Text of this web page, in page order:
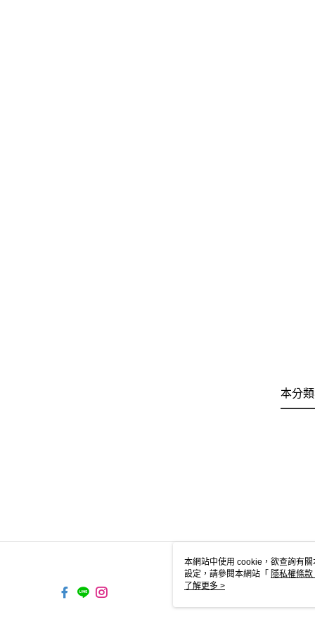
本分
本網站中使用 cookie，欲查詢有
設定，請參閱本網站「 隱私權條款
使用 cookie。
了解更多 >